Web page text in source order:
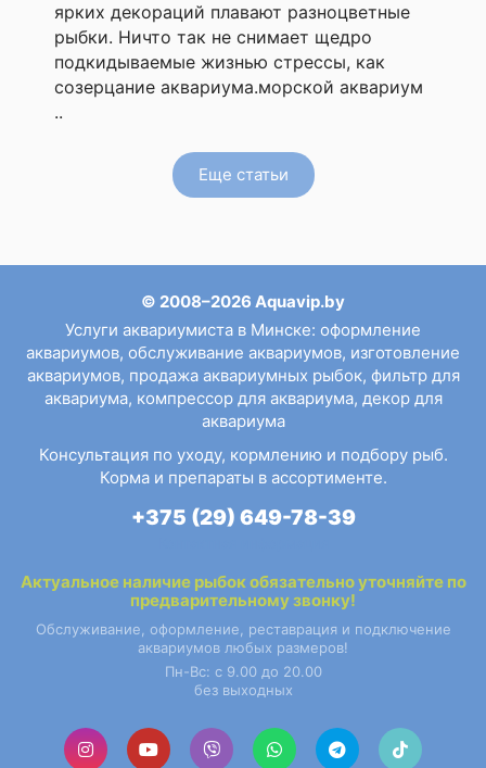
ярких декораций плавают разноцветные
рыбки. Ничто так не снимает щедро
подкидываемые жизнью стрессы, как
созерцание аквариума.морской аквариум
..
Еще статьи
© 2008–2026 Aquavip.by
Услуги аквариумиста в Минске: оформление
аквариумов, обслуживание аквариумов, изготовление
аквариумов, продажа аквариумных рыбок, фильтр для
аквариума, компрессор для аквариума, декор для
аквариума
Консультация по уходу, кормлению и подбору рыб.
Корма и препараты в ассортименте.
+375 (29) 649-78-39
Актуальное наличие рыбокобязательно уточняйте по
предварительному звонку!
Обслуживание, оформление, реставрация и подключение
аквариумов любых размеров!
Пн-Вс: с 9.00 до 20.00
без выходных